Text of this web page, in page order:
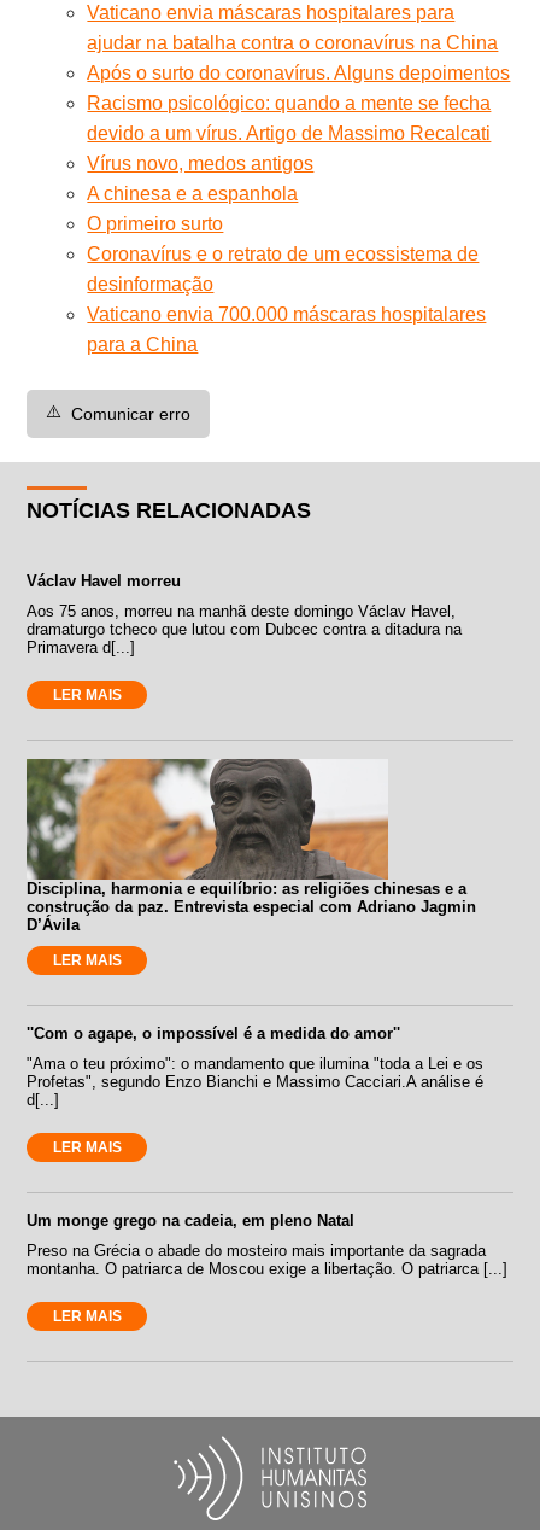
Vaticano envia máscaras hospitalares para
ajudar na batalha contra o coronavírus na China
Após o surto do coronavírus. Alguns depoimentos
Racismo psicológico: quando a mente se fecha
devido a um vírus. Artigo de Massimo Recalcati
Vírus novo, medos antigos
A chinesa e a espanhola
O primeiro surto
Coronavírus e o retrato de um ecossistema de
desinformação
Vaticano envia 700.000 máscaras hospitalares
para a China
⚠️ Comunicar erro
NOTÍCIAS RELACIONADAS
Václav Havel morreu
Aos 75 anos, morreu na manhã deste domingo Václav Havel,
dramaturgo tcheco que lutou com Dubcec contra a ditadura na
Primavera d[...]
LER MAIS
Disciplina, harmonia e equilíbrio: as religiões chinesas e a
construção da paz. Entrevista especial com Adriano Jagmin
D’Ávila
LER MAIS
''Com o agape, o impossível é a medida do amor''
"Ama o teu próximo": o mandamento que ilumina "toda a Lei e os
Profetas", segundo Enzo Bianchi e Massimo Cacciari.A análise é
d[...]
LER MAIS
Um monge grego na cadeia, em pleno Natal
Preso na Grécia o abade do mosteiro mais importante da sagrada
montanha. O patriarca de Moscou exige a libertação. O patriarca [...]
LER MAIS